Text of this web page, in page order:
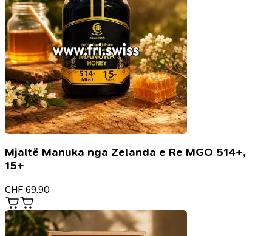
Mjaltë Manuka nga Zelanda e Re MGO 514+,
15+
CHF 69.90